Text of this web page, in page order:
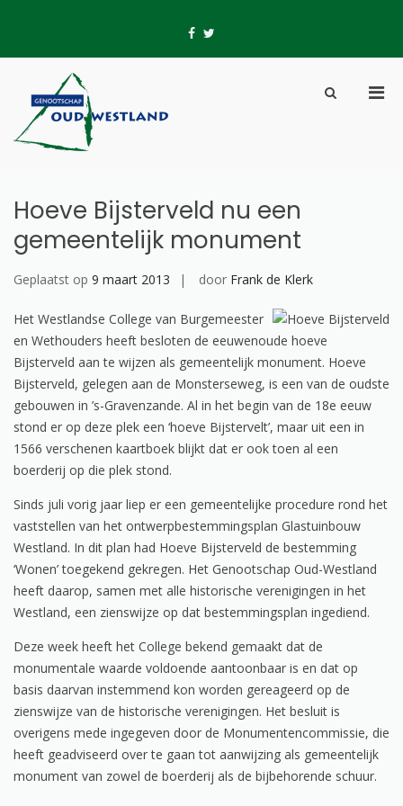
fb
Show
Hoeve Bijsterveld nu een
gemeentelijk monument
Geplaatst op 9 maart 2013 door Frank de Klerk
Het Westlandse College van Burgemeester
en Wethouders heeft besloten de eeuwenoude hoeve
Bijsterveld aan te wijzen als gemeentelijk monument. Hoeve
Bijsterveld, gelegen aan de Monsterseweg, is een van de oudste
gebouwen in ’s-Gravenzande. Al in het begin van de 18e eeuw
stond er op deze plek een ‘hoeve Bijstervelt’, maar uit een in
1566 verschenen kaartboek blijkt dat er ook toen al een
boerderij op die plek stond.
Sinds juli vorig jaar liep er een gemeentelijke procedure rond het
vaststellen van het ontwerpbestemmingsplan Glastuinbouw
Westland. In dit plan had Hoeve Bijsterveld de bestemming
‘Wonen’ toegekend gekregen. Het Genootschap Oud-Westland
heeft daarop, samen met alle historische verenigingen in het
Westland, een zienswijze op dat bestemmingsplan ingediend.
Deze week heeft het College bekend gemaakt dat de
monumentale waarde voldoende aantoonbaar is en dat op
basis daarvan instemmend kon worden gereageerd op de
zienswijze van de historische verenigingen. Het besluit is
overigens mede ingegeven door de Monumentencommissie, die
heeft geadviseerd over te gaan tot aanwijzing als gemeentelijk
monument van zowel de boerderij als de bijbehorende schuur.